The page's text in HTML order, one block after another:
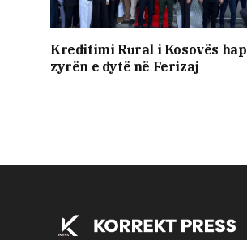
Kreditimi Rural i Kosovës hap
zyrën e dytë në Ferizaj